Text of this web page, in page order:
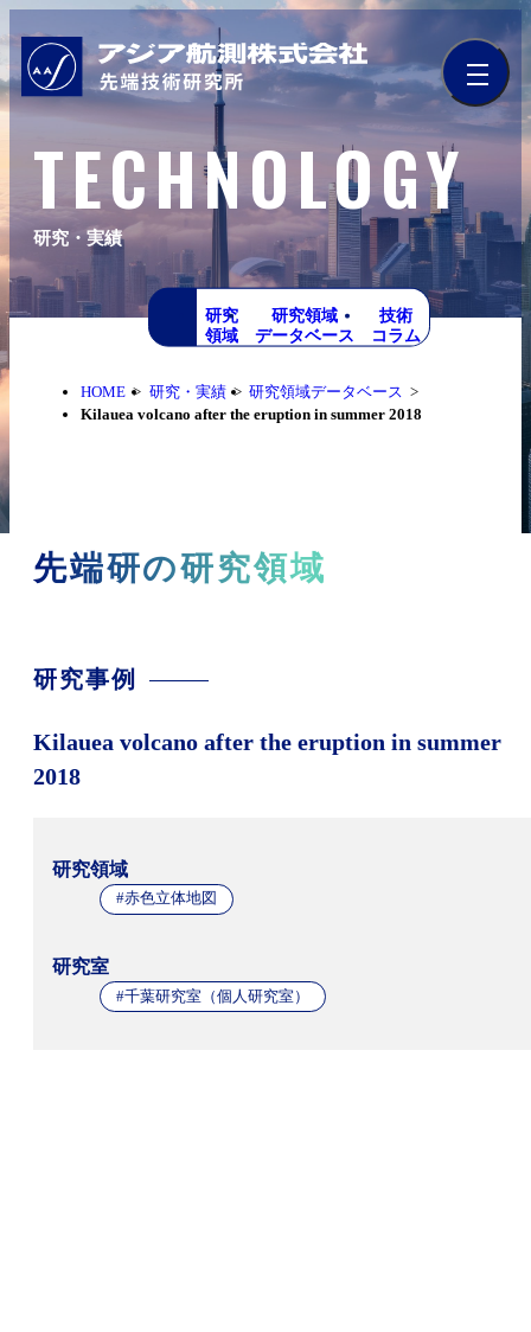
TECHNOLOGY
研究・実績
研究
領域
研究領域
データベース
技術
コラム
HOME 研究・実績
研究領域データベース
Kilauea volcano after the eruption in summer 2018
先端研の研究領域
研究事例
Kilauea volcano after the eruption in summer
2018
研究領域
#赤色立体地図
研究室
#千葉研究室（個人研究室）